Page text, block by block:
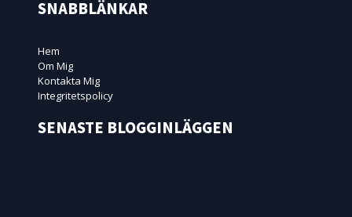
SNABBLÄNKAR
Hem
Om Mig
Kontakta Mig
Integritetspolicy
SENASTE BLOGGINLÄGGEN